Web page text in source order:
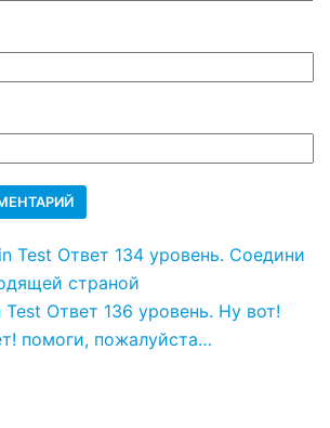
Test Ответ 134 уровень. Соедини
страной
Test Ответ 136 уровень. Ну вот!
помоги, пожалуйста…